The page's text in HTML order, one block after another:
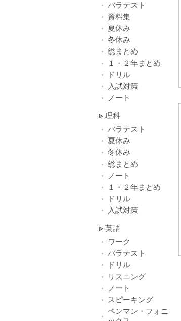
バラテスト
資料集
夏休み
冬休み
総まとめ
１・２年まとめ
ドリル
入試対策
ノート
理科
バラテスト
夏休み
冬休み
総まとめ
ノート
１・２年まとめ
ドリル
入試対策
英語
ワーク
バラテスト
ドリル
リスニング
ノート
スピーキング
ペンマン・フォニ